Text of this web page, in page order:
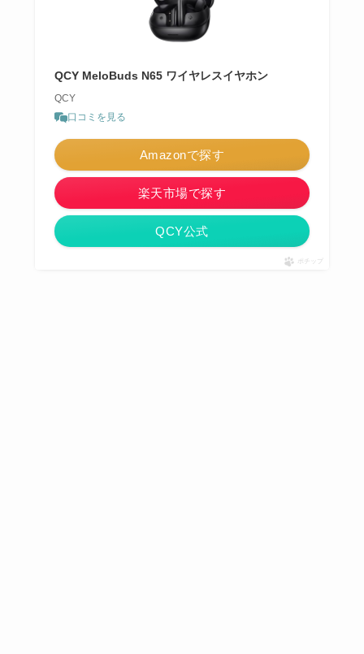
QCY MeloBuds N65 ワイヤレスイヤホン
QCY
口コミを見る
Amazonで探す
楽天市場で探す
QCY公式
ポチップ